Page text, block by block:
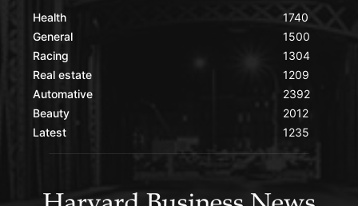
Health
General
Racing
Real estate
Automative
Beauty
Latest
1740
1500
1304
1209
2392
2012
1235